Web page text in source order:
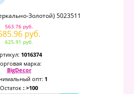
Золотой) 5023511
563.76 руб.
руб.
625.91 руб.
1016374
марка:
BigDecor
опт: 1
Остаток : >100